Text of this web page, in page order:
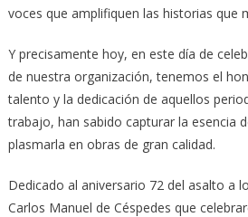
voces que amplifiquen las historias que
Y precisamente hoy, en este día de
de nuestra organización, tenemos el
talento y la dedicación de aquellos
trabajo, han sabido capturar la esencia
plasmarla en obras de gran calidad.
Dedicado al aniversario 72 del asalto a
Carlos Manuel de Céspedes que